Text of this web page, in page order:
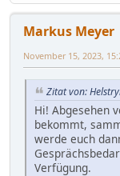
Markus Meyer
November 15, 2023,
Zitat von:
Hi! Abgesehen
bekommt,
werde euch
Verfügung.